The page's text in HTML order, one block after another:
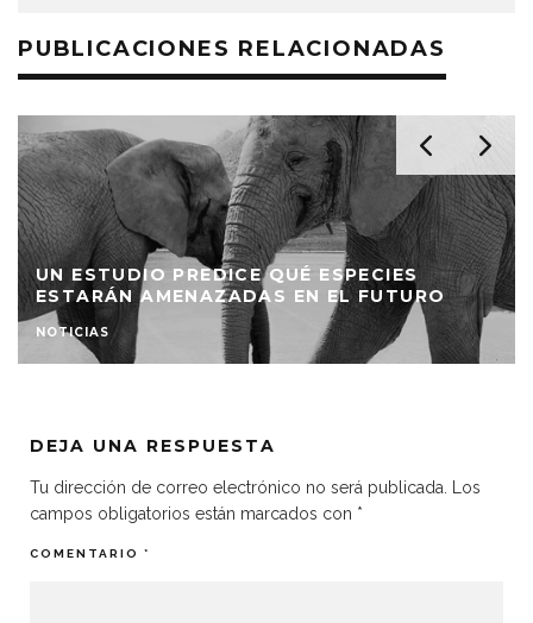
PUBLICACIONES RELACIONADAS
UN ESTUDIO PREDICE QUÉ ESPECIES
ESTARÁN AMENAZADAS EN EL FUTURO
NOTICIAS
DEJA UNA RESPUESTA
Tu dirección de correo electrónico no será publicada.
Los
campos obligatorios están marcados con *
COMENTARIO *